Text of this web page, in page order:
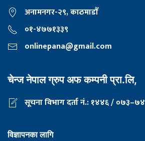
अनामनगर-२९, काठमाडाैँ
०१-४७७१३३९
onlinepana@gmail.com
चेन्ज नेपाल ग्रुप अफ कम्पनी प्रा.लि,
सूचना विभाग दर्ता नं.: १४४६ / ०७३–७४
विज्ञापनका लागि